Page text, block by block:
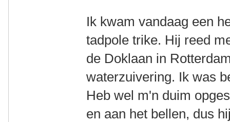
Ik kwam vandaag een
tadpole trike. Hij reed
de Doklaan in
waterzuivering. Ik was
Heb wel m'n duim
en aan het bellen, dus